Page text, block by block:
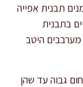
ומשמנים תבנית אפייה
בתבנית
היטב
למשך 35–40 דקות בחום גבוה עד שהן